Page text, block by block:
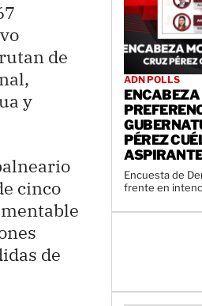
de
y
cinco
de
ADN POLLS
PÉREZ
Encuesta de
frente en